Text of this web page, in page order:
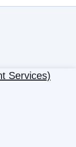
Services)